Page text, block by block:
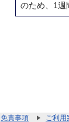
のため、1週
免責事項 ご利用